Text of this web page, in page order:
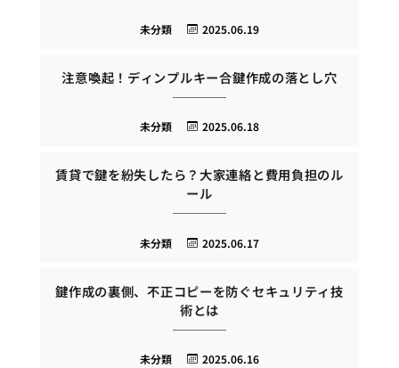
2025.06.19
未分類
注意喚起！ディンプルキー合鍵作成の落とし穴
2025.06.18
未分類
賃貸で鍵を紛失したら？大家連絡と費用負担のル
ール
2025.06.17
未分類
鍵作成の裏側、不正コピーを防ぐセキュリティ技
術とは
2025.06.16
未分類